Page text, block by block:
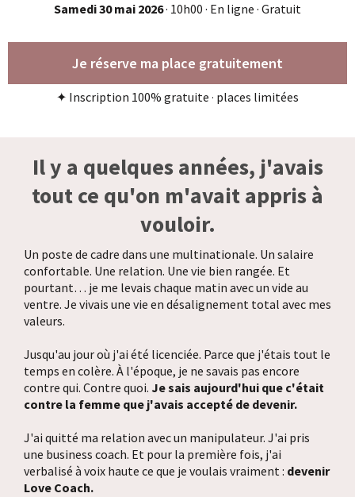
Samedi 30 mai 2026· 10h00 · En ligne · Gratuit
Je réserve ma place gratuitement
✦ Inscription 100% gratuite · places limitées
Il y a quelques années, j'avais
tout ce qu'on m'avait appris à
vouloir.
Un poste de cadre dans une multinationale. Un salaire
confortable. Une relation. Une vie bien rangée. Et
pourtant… je me levais chaque matin avec un vide au
ventre. Je vivais une vie en désalignement total avec mes
valeurs.
Jusqu'au jour où j'ai été licenciée. Parce que j'étais tout le
temps en colère. À l'époque, je ne savais pas encore
contre qui. Contre quoi. Je sais aujourd'hui que c'était
contre la femme que j'avais accepté de devenir.
J'ai quitté ma relation avec un manipulateur. J'ai pris
une business coach. Et pour la première fois, j'ai
verbalisé à voix haute ce que je voulais vraiment : devenir
Love Coach.